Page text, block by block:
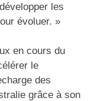
les
évoluer. »
en cours du
le
des
grâce à son